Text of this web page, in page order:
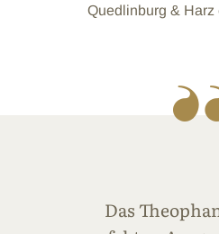
Quedlinburg & Harz
Das